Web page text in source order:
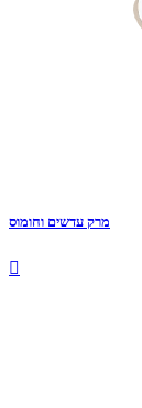
מרק עדשים וחומוס
